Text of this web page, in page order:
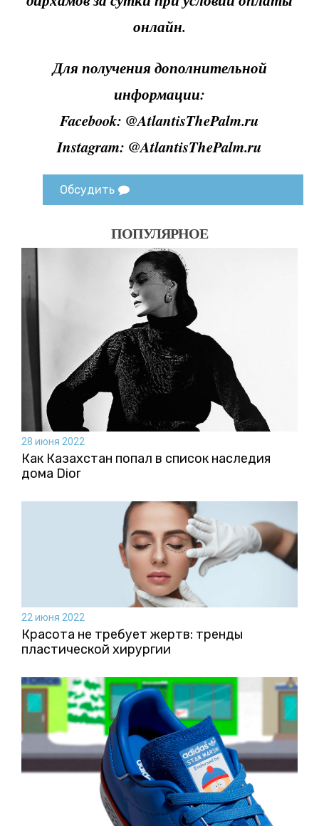
онлайн.
Для получения дополнительной
информации:
Facebook: @AtlantisThePalm.ru
Instagram: @AtlantisThePalm.ru
Обсудить
ПОПУЛЯРНОЕ
28 июня 2022
Как Казахстан попал в список наследия
дома Dior
22 июня 2022
Красота не требует жертв: тренды
пластической хирургии